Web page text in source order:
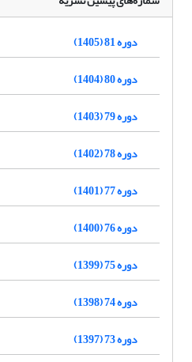
دوره 81 (1405)
دوره 80 (1404)
دوره 79 (1403)
دوره 78 (1402)
دوره 77 (1401)
دوره 76 (1400)
دوره 75 (1399)
دوره 74 (1398)
دوره 73 (1397)